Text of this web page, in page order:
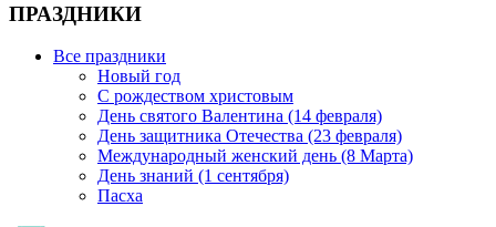
ПРАЗДНИКИ
Все праздники
Новый год
С рождеством христовым
День святого Валентина (14 февраля)
День защитника Отечества (23 февраля)
Международный женский день (8 Марта)
День знаний (1 сентября)
Пасха